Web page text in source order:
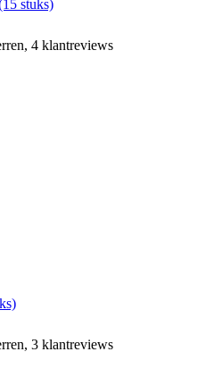
stuks)
4 klantreviews
3 klantreviews